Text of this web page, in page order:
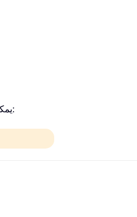
يمكنك أيضًا إدخال العدد المركب مباشرةً في الصيغة كما هو موضح أدناه. تأكد من وضعه بين علامتي اقتباس مزدوجتين: